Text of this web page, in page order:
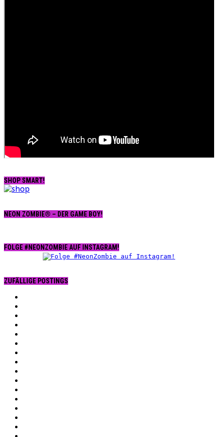
SHOP SMART!
NEON ZOMBIE® – DER GAME BOY!
FOLGE #NEONZOMBIE AUF INSTAGRAM!
ZUFÄLLIGE POSTINGS